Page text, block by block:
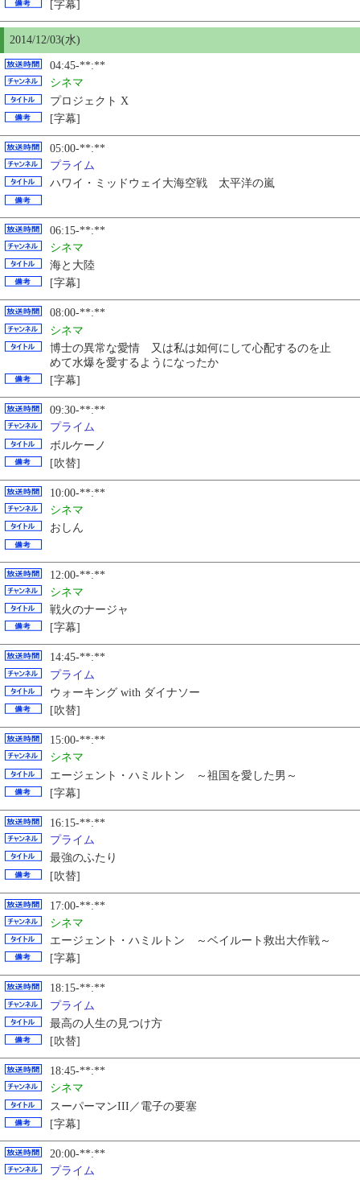
[字幕]
2014/12/03(水)
04:45-**:**
シネマ
プロジェクト X
[字幕]
05:00-**:**
プライム
ハワイ・ミッドウェイ大海空戦 太平洋の嵐
06:15-**:**
シネマ
海と大陸
[字幕]
08:00-**:**
シネマ
博士の異常な愛情 又は私は如何にして心配するのを止
めて水爆を愛するようになったか
[字幕]
09:30-**:**
プライム
ボルケーノ
[吹替]
10:00-**:**
シネマ
おしん
12:00-**:**
シネマ
戦火のナージャ
[字幕]
14:45-**:**
プライム
ウォーキング with ダイナソー
[吹替]
15:00-**:**
シネマ
エージェント・ハミルトン ～祖国を愛した男～
[字幕]
16:15-**:**
プライム
最強のふたり
[吹替]
17:00-**:**
シネマ
エージェント・ハミルトン ～ベイルート救出大作戦～
[字幕]
18:15-**:**
プライム
最高の人生の見つけ方
[吹替]
18:45-**:**
シネマ
スーパーマンIII／電子の要塞
[字幕]
20:00-**:**
プライム